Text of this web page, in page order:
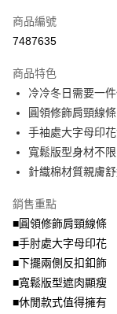
【大哥付你分期使用說
1.本服務由台灣大哥大
流程，驗證手機門號後
成交易。
3.實際核准額度、可分
4.訂單成立30分鐘內，
法說明評估內容。
【繳款方式說明】
1.分期款項不併入電
醒簡訊。
帳／街口支付／iPASS
【注意事項】
1.本服務係由「台灣大
用戶於交易時，得透
買賣價金債權讓與本公
資料（包含姓名、電話
AFTEE先享後付
【關於「AFTEE先享後
AFTEE先享後付是「
便利好安心！
１．簡單：不需註冊會
２．便利：只要手機號
３．安心：先確認商品
【「AFTEE先享後付
結帳頁面，進行簡訊認
３．收到繳費通知簡訊
ATM／網路銀行／等多
※ 請注意：結帳手續完
購買商品的店家。未
後付繳納相關費用。
※ 交易是否成功請以「
ATM付款
全家取貨付款
每筆NT$70，滿
付款後全家取貨
每筆NT$70，滿
7-11取貨付款
每筆NT$70，滿
付款後7-11取貨
商品編號
7487635
商品特色
冷冷冬日需要一
圓領修飾肩頸線
手袖處大字母印花
寬鬆版型身材不
針織棉材質親膚
銷售重點
■圓領修飾肩頸線條
■手肘處大字母印花
■下擺兩側反扣釦飾
■寬鬆版型遮肉顯瘦
■休閒款式值得擁有